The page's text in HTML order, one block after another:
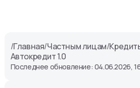
/Главная/Частным лицам/
Автокредит 1.0
Последнее обновление: 04.06.2026,